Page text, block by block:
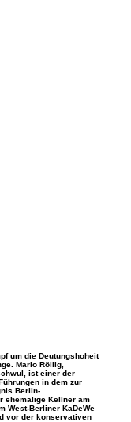
um die Deutungshoheit
Mario Röllig,
ist einer der
in dem zur
Berlin-
ehemalige Kellner am
West-Berliner KaDeWe
vor der konservativen